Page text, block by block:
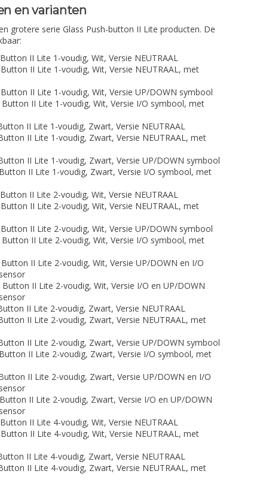
en varianten
grotere serie Glass Push-button II Lite producten. De
II Lite 1-voudig, Wit, Versie NEUTRAAL
II Lite 1-voudig, Wit, Versie NEUTRAAL, met
Button II Lite 1-voudig, Wit, Versie UP/DOWN symbool
Button II Lite 1-voudig, Wit, Versie I/O symbool, met
II Lite 1-voudig, Zwart, Versie NEUTRAAL
II Lite 1-voudig, Zwart, Versie NEUTRAAL, met
II Lite 1-voudig, Zwart, Versie UP/DOWN symbool
II Lite 1-voudig, Zwart, Versie I/O symbool, met
II Lite 2-voudig, Wit, Versie NEUTRAAL
II Lite 2-voudig, Wit, Versie NEUTRAAL, met
Button II Lite 2-voudig, Wit, Versie UP/DOWN symbool
Button II Lite 2-voudig, Wit, Versie I/O symbool, met
Button II Lite 2-voudig, Wit, Versie UP/DOWN en I/O
Button II Lite 2-voudig, Wit, Versie I/O en UP/DOWN
II Lite 2-voudig, Zwart, Versie NEUTRAAL
II Lite 2-voudig, Zwart, Versie NEUTRAAL, met
II Lite 2-voudig, Zwart, Versie UP/DOWN symbool
II Lite 2-voudig, Zwart, Versie I/O symbool, met
II Lite 2-voudig, Zwart, Versie UP/DOWN en I/O
II Lite 2-voudig, Zwart, Versie I/O en UP/DOWN
II Lite 4-voudig, Wit, Versie NEUTRAAL
II Lite 4-voudig, Wit, Versie NEUTRAAL, met
II Lite 4-voudig, Zwart, Versie NEUTRAAL
II Lite 4-voudig, Zwart, Versie NEUTRAAL, met